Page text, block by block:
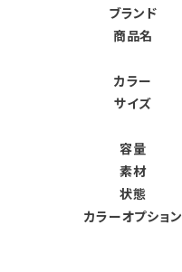
ようこそ ゲスト 様
Follow us
ブランド
商品名
カラー
サイズ
容量
素材
状態
カラーオプション